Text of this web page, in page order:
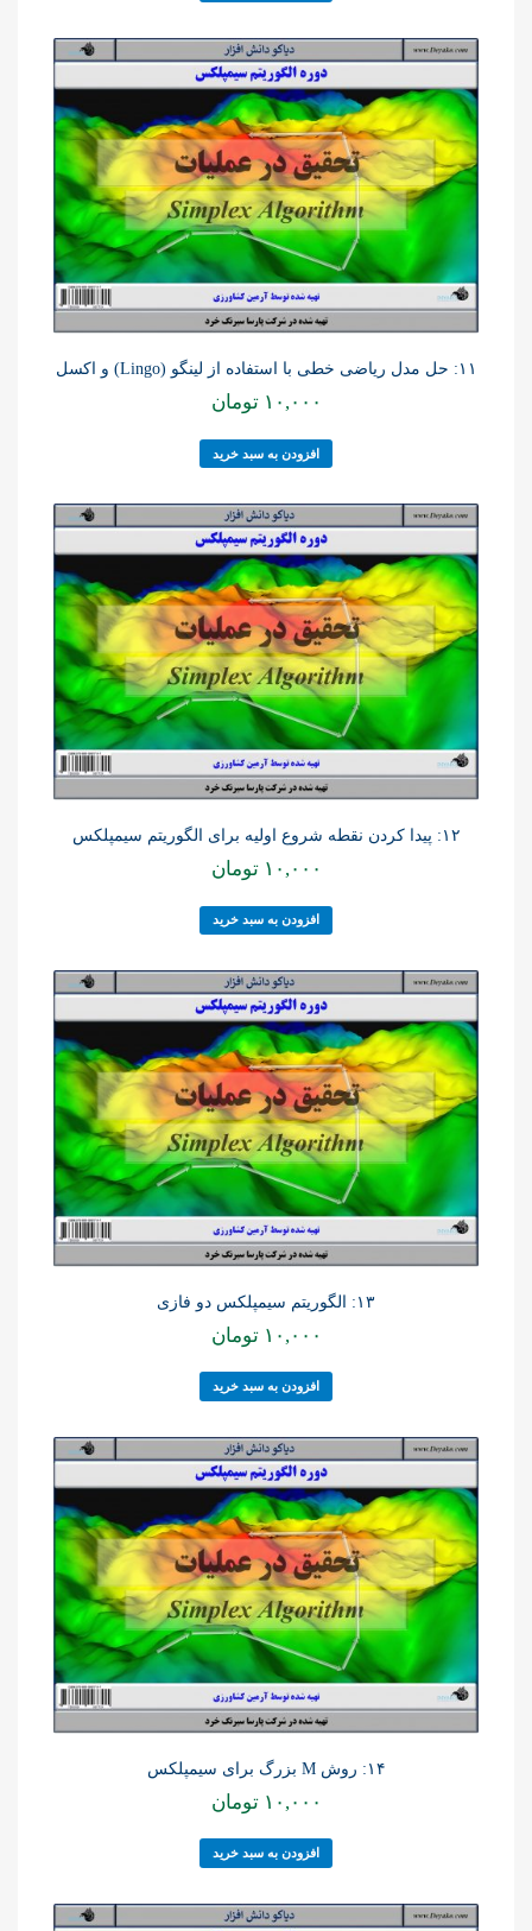
۱۱: حل مدل ریاضی خطی با استفاده از لینگو (Lingo) و اکسل
۱۰,۰۰۰ تومان
افزودن به سبد خرید
۱۲: پیدا کردن نقطه شروع اولیه برای الگوریتم سیمپلکس
۱۰,۰۰۰ تومان
افزودن به سبد خرید
۱۳: الگوریتم سیمپلکس دو فازی
۱۰,۰۰۰ تومان
افزودن به سبد خرید
۱۴: روش M بزرگ برای سیمپلکس
۱۰,۰۰۰ تومان
افزودن به سبد خرید